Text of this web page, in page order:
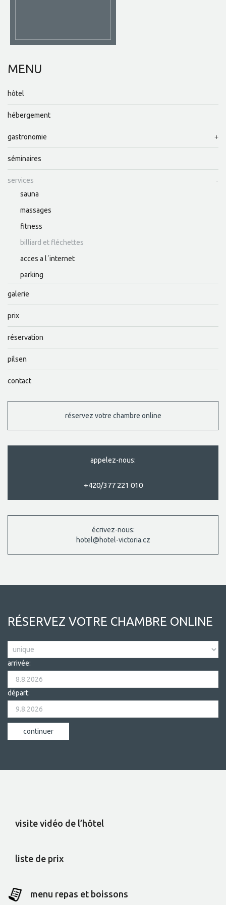
MENU
hôtel
hébergement
gastronomie
séminaires
services
sauna
massages
fitness
billiard et fléchettes
acces a l´internet
parking
galerie
prix
réservation
pilsen
contact
réservez votre chambre online
appelez-nous:
+420/377 221 010
écrivez-nous:
hotel@hotel-victoria.cz
RÉSERVEZ VOTRE CHAMBRE ONLINE
arrivée:
départ:
visite vidéo de l’hôtel
liste de prix
menu repas et boissons